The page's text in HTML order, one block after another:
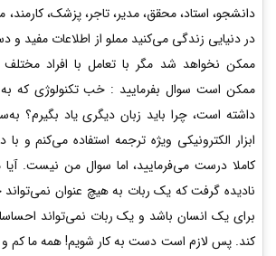
دانشجو، استاد، محقق، مدیر، تاجر، پزشک،
در دنیایی زندگی می‌کنید مملو از اطلاعات مفید و
ممکن نخواهد شد مگر با تعامل با افراد
ممکن است سوال بفرمایید : خب تکنولوژی که به
داشته است، چرا باید زبان دیگری یاد بگیرم؟
ابزار الکترونیکی ویژه ترجمه استفاده می‌کنم و با
کاملا درست می‌فرمایید، اما سوال من نیست. آیا
نادیده گرفت که یک ربات به هیچ عنوان نمی‌تواند
برای یک انسان باشد و یک ربات نمی‌تواند
کند. پس لازم است دست به کار شویم! همه ما کم و